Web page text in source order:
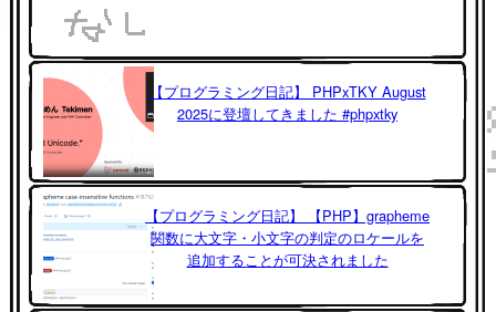
【プログラミング日記】 PHPxTKY August
2025に登壇してきました #phpxtky
【プログラミング日記】 【PHP】grapheme
関数に大文字・小文字の判定のロケールを
追加することが可決されました